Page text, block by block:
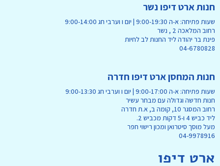
חנות ארט דיפו נשר
שעות פתיחה: א-ה 9:00-19:30 | יום ו וערבי חג 9:00-14:00
רחוב המלאכה 2 , נשר
פינת בר יהודה ליד החנות לב לחיות
04-6780828
חנות המחסן ארט דיפו חדרה
שעות פתיחה: א-ה 9:00-17:00 | יום ו וערבי חג 9:00-13:30
חנות חדשה וגדולה עם מבחר עשיר
רחוב המסגר 10, קומה ב, א.ת חדרה
ליד כביש 4 ו-5 דקות מכביש 2.
מעל מוסך סיטרואן ומכון רישוי חפר
04-9978916
ארט דיפו